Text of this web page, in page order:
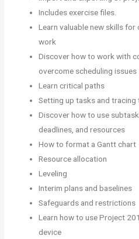
Includes exercise files.
Learn valuable new skills
work
Discover how to work with
overcome scheduling issues
Learn critical paths
Setting up tasks and tracing
Discover how to use
deadlines, and resources
How to format a Gantt chart
Resource allocation
Leveling
Interim plans and baselines
Safeguards and restrictions
Learn how to use Project
device